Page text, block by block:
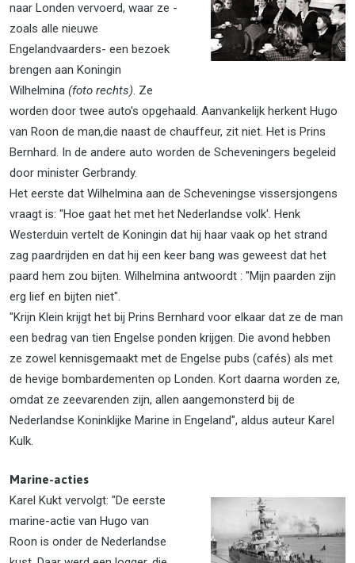
naar Londen vervoerd, waar ze -
zoals alle nieuwe
Engelandvaarders- een bezoek
brengen aan Koningin
Wilhelmina (foto rechts). Ze
worden door twee auto's opgehaald. Aanvankelijk herkent Hugo
van Roon de man,die naast de chauffeur, zit niet. Het is Prins
Bernhard. In de andere auto worden de Scheveningers begeleid
door minister Gerbrandy.
Het eerste dat Wilhelmina aan de Scheveningse vissersjongens
vraagt is: "Hoe gaat het met het Nederlandse volk'. Henk
Westerduin vertelt de Koningin dat hij haar vaak op het strand
zag paardrijden en dat hij een keer bang was geweest dat het
paard hem zou bijten. Wilhelmina antwoordt : "Mijn paarden zijn
erg lief en bijten niet".
"Krijn Klein krijgt het bij Prins Bernhard voor elkaar dat ze de man
een bedrag van tien Engelse ponden krijgen. Die avond hebben
ze zowel kennisgemaakt met de Engelse pubs (cafés) als met
de hevige bombardementen op Londen. Kort daarna worden ze,
omdat ze zeevarenden zijn, allen aangemonsterd bij de
Nederlandse Koninklijke Marine in Engeland", aldus auteur Karel
Kulk.
Marine-acties
Karel Kukt vervolgt: "De eerste
marine-actie van Hugo van
Roon is onder de Nederlandse